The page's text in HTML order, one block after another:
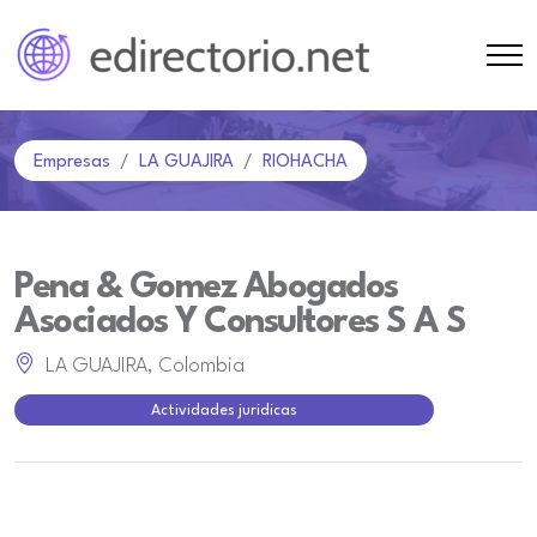
Empresas LA GUAJIRA RIOHACHA
Pena & Gomez Abogados
Asociados Y Consultores S A S
LA GUAJIRA, Colombia
Actividades juridicas